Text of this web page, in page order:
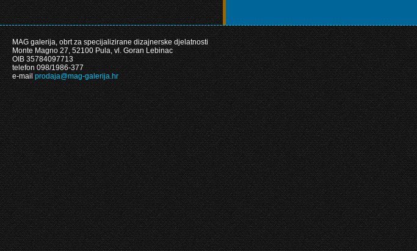
MAG galerija, obrt za specijalizirane dizajnerske djelatnosti
Monte Magno 27, 52100 Pula, vl. Goran Lebinac
OIB 35784097713
telefon 098/1986-377
e-mailprodaja@mag-galerija.hr